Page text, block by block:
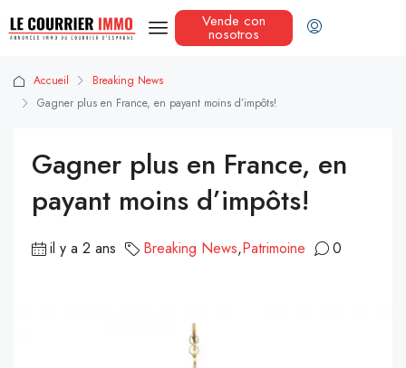
Vende con
nosotros
Accueil
Breaking News
Gagner plus en France, en payant moins d’impôts!
Gagner plus en France, en
payant moins d’impôts!
il y a 2 ans Breaking News,Patrimoine 0